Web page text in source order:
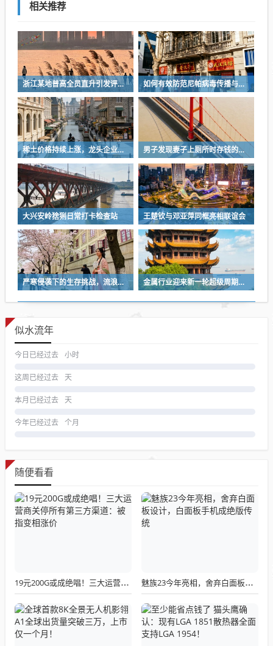
相关推荐
浙江某地普高全员直升引发评论热议 如何有效防范尼帕病毒传播与感染？
稀土价格持续上涨，龙头企业成功扭亏为盈 男子发现妻子上厕所时存钱的秘密，每天存下千元的习惯
大兴安岭猞猁日常打卡检查站 王楚钦与邓亚萍同框亮相联谊会
严寒侵袭下的生存挑战，流浪汉依赖木板与破旧衣物维生 金属行业迎来新一轮超级周期的机会与挑战
似水流年
今日已经过去 小时
这周已经过去 天
本月已经过去 天
今年已经过去 个月
随便看看
19元200G或成绝唱！三大运营商关停所有第三方渠道：被指变相涨价 魅族23今年亮相，舍弃白面板设计，白面板手机成绝版传统